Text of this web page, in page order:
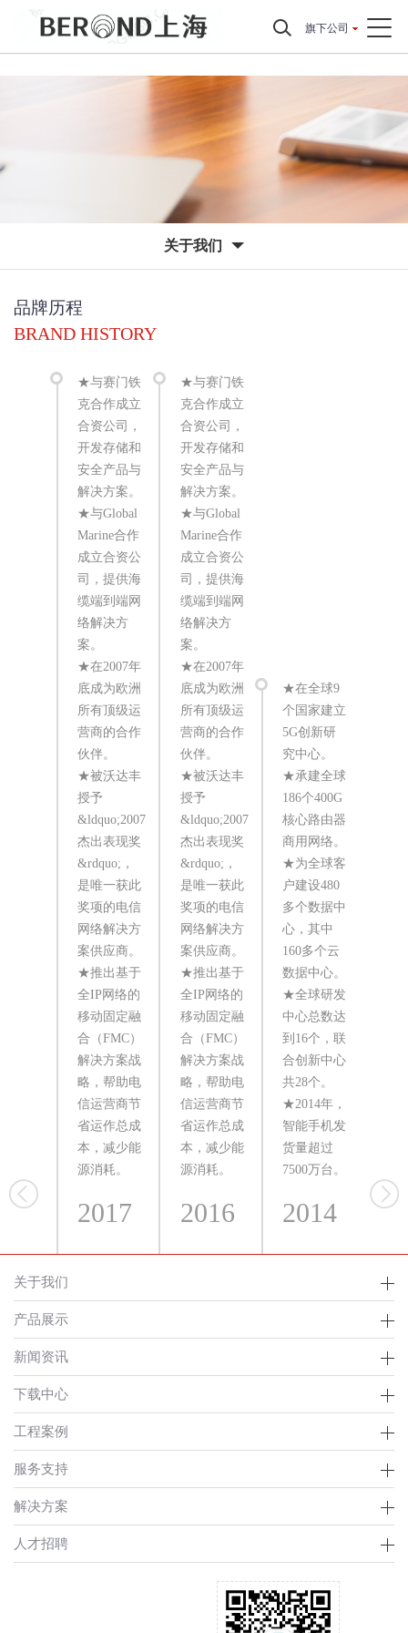
旗下公司
关于我们
品牌历程
BRAND HISTORY
★与赛门铁
克合作成立
合资公司，
开发存储和
安全产品与
解决方案。
★与Global
Marine合作
成立合资公
司，提供海
缆端到端网
络解决方
案。
★在2007年
底成为欧洲
所有顶级运
营商的合作
伙伴。
★被沃达丰
授予
&ldquo;2007
杰出表现奖
&rdquo;，
是唯一获此
奖项的电信
网络解决方
案供应商。
★推出基于
全IP网络的
移动固定融
合（FMC）
解决方案战
略，帮助电
信运营商节
省运作总成
本，减少能
源消耗。
2017
★与赛门铁
克合作成立
合资公司，
开发存储和
安全产品与
解决方案。
★与Global
Marine合作
成立合资公
司，提供海
缆端到端网
络解决方
案。
★在2007年
底成为欧洲
所有顶级运
营商的合作
伙伴。
★被沃达丰
授予
&ldquo;2007
杰出表现奖
&rdquo;，
是唯一获此
奖项的电信
网络解决方
案供应商。
★推出基于
全IP网络的
移动固定融
合（FMC）
解决方案战
略，帮助电
信运营商节
省运作总成
本，减少能
源消耗。
2016
★在全球9
个国家建立
5G创新研
究中心。
★承建全球
186个400G
核心路由器
商用网络。
★为全球客
户建设480
多个数据中
心，其中
160多个云
数据中心。
★全球研发
中心总数达
到16个，联
合创新中心
共28个。
★2014年，
智能手机发
货量超过
7500万台。
2014
关于我们
产品展示
新闻资讯
下载中心
工程案例
服务支持
解决方案
人才招聘